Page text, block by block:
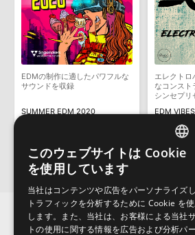
わせなどはテクニカルサポート
までご連
デモソングは、製品収録サウンドを使って
めのデモンストレーション用の楽曲です。
そのものをお使いいただくことはできませ
構成する全てのサウンドが、サンプルパ
保証するものではありません。
しかねます。
EDMの制作に適したパワフルな
サウンドを収録
SUMMER EDM 2020
エレクトロ
なコンスト
シンセプリ
¥4,103
205pt
このウェブサイトは Cookie
を使用しています
当社はコンテンツや広告をパーソナライズし
トラフィックを分析するために Cookie を
します。また、当社は、お客様による当社
トの使用に関する情報を広告および分析パ